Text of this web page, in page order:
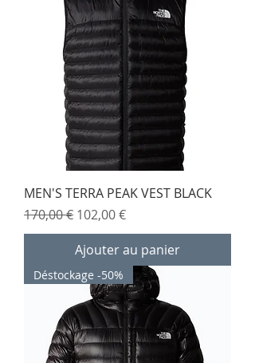
MEN'S TERRA PEAK VEST BLACK
Prix original
170,00 € Prix promotionnel
102,00 €
Ajouter au panier
Déstockage -50%